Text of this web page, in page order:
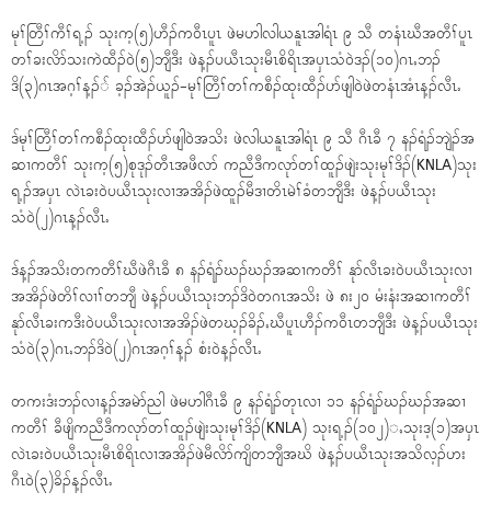
မုၢ်တြီၢ်ကီၢ်ရ့ၣ် သုးက့(၅)ဟီၣ်က၀ီၤပူၤ ဖဲမဟါလါယနူၤအါရံၤ ၉ သီ တနံၤဃီအတီၢ်ပူၤ
တၢ်ခးလိာ်သးကဲထီၣ်၀ဲ(၅)ဘျီဒီး ဖဲန့ၣ်ပယီၤသုးမီၤစိရိၤအၦၤသံ၀ဲဒၣ်(၁၀)ဂၤႇဘၣ်
ဒိ(၃)ဂၤအဂ့ၢ်န့ၣ်် ခ့ၣ်အဲၣ်ယူၣ်-မုၢ်တြီၢ်တၢ်ကစီၣ်ထုးထီၣ်ပာ်ဖျါ၀ဲဖဲတနံၤအံၤန့ၣ်လီၤႉ
ဒ်မုၢ်တြီၢ်တၢ်ကစီၣ်ထုးထီၣ်ပာ်ဖျါ၀ဲအသိး ဖဲလါယနူၤအါရံၤ ၉ သီ ဂီၤခီ ၇ နၣ်ရံၣ်ဘျဲၣ်အ
ဆၢကတီၢ် သုးက့(၅)စုဒုၣ်တီၤအဖီလာ် ကညီဒီကလုာ်တၢ်ထူၣ်ဖျဲးသုးမုၢ်ဒိၣ်(KNLA)သုး
ရ့ၣ်အၦၤ လဲၤခး၀ဲပယီၤသုးလၢအအိၣ်ဖဲထူၣ်မီဒၢတိၤမဲၢ်ခံတဘျီဒီး ဖဲန့ၣ်ပယီၤသုး
သံ၀ဲ(၂)ဂၤန့ၣ်လီၤႉ
ဒ်န့ၣ်အသိးတကတီၢ်ဃီဖဲဂီၤခီ ၈ နၣ်ရံၣ်ဃၣ်ဃၣ်အဆၢကတီၢ် နုာ်လီၤခး၀ဲပယီၤသုးလၢ
အအိၣ်ဖဲတိၢ်လၢၢ်တဘျီ ဖဲန့ၣ်ပယီၤသုးဘၣ်ဒိ၀ဲတဂၤအသိး ဖဲ ၈း၂၀ မံးနံးအဆၢကတီၢ်
နုာ်လီၤခးကဒီး၀ဲပယီၤသုးလၢအအိၣ်ဖဲတဃ့ၣ်ခိၣ်ႇဃီပူၤဟီၣ်က၀ီၤတဘျီဒီး ဖဲန့ၣ်ပယီၤသုး
သံ၀ဲ(၃)ဂၤႇဘၣ်ဒိ၀ဲ(၂)ဂၤအဂ့ၢ်န့ၣ် စံး၀ဲန့ၣ်လီၤႉ
တကးဒံးဘၣ်လၢန့ၣ်အမဲာ်ညါ ဖဲမဟါဂီၤခီ ၉ နၣ်ရံၣ်တုၤလၢ ၁၁ နၣ်ရံၣ်ဃၣ်ဃၣ်အဆၢ
ကတီၢ် ခီဖျိကညီဒီကလုာ်တၢ်ထူၣ်ဖျဲးသုးမုၢ်ဒိၣ်(KNLA) သုးရ့ၣ်(၁၀၂)ႇသုးဒ့(၁)အၦၤ
လဲၤခး၀ဲပယီၤသုးမီၤစိရိၤလၢအအိၣ်ဖဲမီလိာ်ကျိတဘျီအဃိ ဖဲန့ၣ်ပယီၤသုးအသိလ့ၣ်ဟး
ဂီၤ၀ဲ(၃)ခိၣ်န့ၣ်လီၤႉ